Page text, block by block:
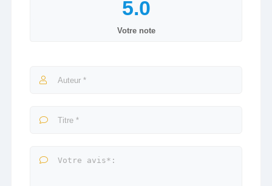
Votre note